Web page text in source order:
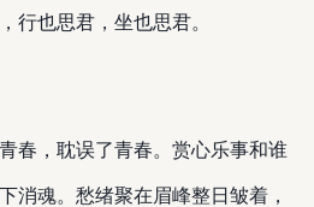
行也思君，坐也思君。
春，耽误了青春。赏心乐事和谁
消魂。愁绪聚在眉峰整日皱着，